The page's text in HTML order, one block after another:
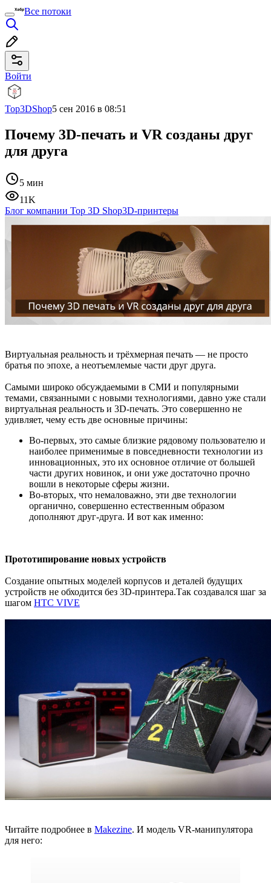
Все потоки
Войти
Top3DShop5 сен 2016 в 08:51
Почему 3D-печать и VR созданы друг
для друга
5 мин
11K
Блог компании Top 3D Shop3D-принтеры
Виртуальная реальность и трёхмерная печать — не просто
братья по эпохе, а неотъемлемые части друг друга.
Самыми широко обсуждаемыми в СМИ и популярными
темами, связанными с новыми технологиями, давно уже стали
виртуальная реальность и 3D-печать. Это совершенно не
удивляет, чему есть две основные причины:
Во-первых, это самые близкие рядовому пользователю и
наиболее применимые в повседневности технологии из
инновационных, это их основное отличие от большей
части других новинок, и они уже достаточно прочно
вошли в некоторые сферы жизни.
Во-вторых, что немаловажно, эти две технологии
органично, совершенно естественным образом
дополняют друг-друга. И вот как именно:
Прототипирование новых устройств
Создание опытных моделей корпусов и деталей будущих
устройств не обходится без 3D-принтера.Так создавался шаг за
шагом HTC VIVE
Читайте подробнее в Makezine. И модель VR-манипулятора
для него: